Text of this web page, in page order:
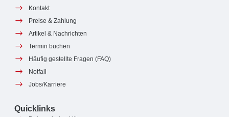
Kontakt
Preise & Zahlung
Artikel & Nachrichten
Termin buchen
Häufig gestellte Fragen (FAQ)
Notfall
Jobs/Karriere
Quicklinks